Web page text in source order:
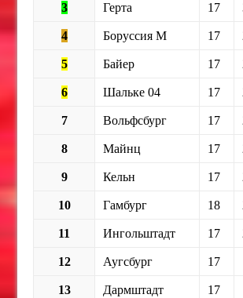
3 Герта 17
4 Боруссия М 17
5 Байер 17
6 Шальке 04 17
7 Вольфсбург 17
8 Майнц 17
9 Кельн 17
10 Гамбург 18
11 Ингольштадт 17
12 Аугсбург 17
13 Дармштадт 17